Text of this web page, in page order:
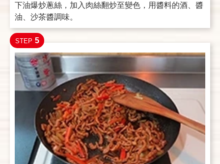
下油爆炒蔥絲，加入肉絲翻炒至變色，用醬料的酒、醬
油、沙茶醬調味。
STEP 5